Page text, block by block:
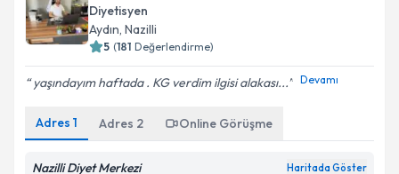
Diyetisyen
Aydın, Nazilli
5 (181 Değerlendirme)
yaşındayım haftada . KG verdim ilgisi alakası... Devamı
Adres 1 Adres 2 Online Görüşme
Nazilli Diyet Merkezi Haritada Göster